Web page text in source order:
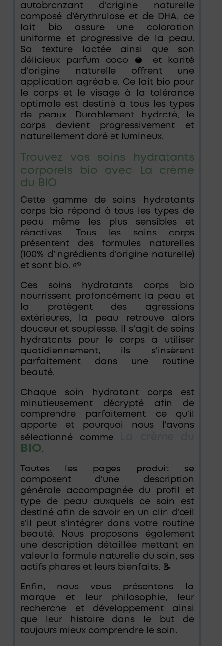
autobronzant d’origine naturelle
composé d’érythrulose et de DHA, ce
lait bio assure une coloration
uniforme et progressive de la peau.
Sa texture lactée ainsi que son
délicieux parfum coco 🥥 et karité
d'origine naturelle offrent une
application agréable. Ce lait bio pour
le corps et le visage à la tolérance
optimale est destiné à tous les types
de peaux. Durablement hydraté, le
corps devient progressivement et
naturellement doré et lumineux.
Trouvez vos soins hydratants
corporels bio avec La crème
du BIO
Cette gamme de soins hydratants
corps bio répond à tous les types de
peau même les plus sensibles et
réactives. Tous les soins corps
présentent des formules naturelles
(100% d’ingrédients d’origine naturelle)
et sont bio. 🌱
Ces soins hydratants corps bio
nourrissent profondément la peau et
la protègent des agressions
extérieures, la peau retrouve alors
douceur et souplesse. Il s'agit de soins
hydratants pour le corps à utiliser
quotidiennement, ils s'insèrent
parfaitement dans une routine
beauté.
Chaque soin hydratant corps est
minutieusement décrypté afin de
comprendre parfaitement ce qu’il
apporte et pourquoi nous l'avons
sélectionné comme
BIO.
Toutes les pages produit se
composent d'une description
générale accompagnée du profil et
type de peau auxquels ce soin est
destiné afin de savoir en un clin d’œil
s’il peut s’intégrer dans votre routine
beauté. Nous proposons également
une description détaillée mettant en
valeur la formule naturelle du soin, ses
actifs phares et leurs bienfaits. 📝
Enfin, nous vous présentons la
marque et leur philosophie, leur
recherche et développement ainsi
que leur histoire dans le but de
toujours mieux comprendre le soin.